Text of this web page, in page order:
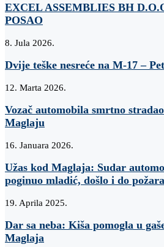
EXCEL ASSEMBLIES BH
POSAO
8. Jula 2026.
Dvije teške nesreće na M-17 –
12. Marta 2026.
Vozač automobila smrtno
Maglaju
16. Januara 2026.
Užas kod Maglaja: Sudar
poginuo mladić, došlo i do požara
19. Aprila 2025.
Dar sa neba: Kiša pomogla u
Maglaja